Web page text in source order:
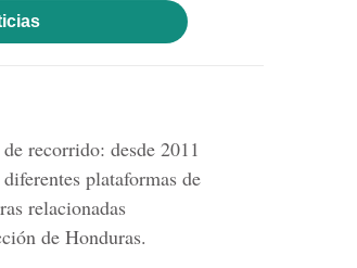
recorrido: desde 2011
plataformas de
relacionadas
de Honduras.